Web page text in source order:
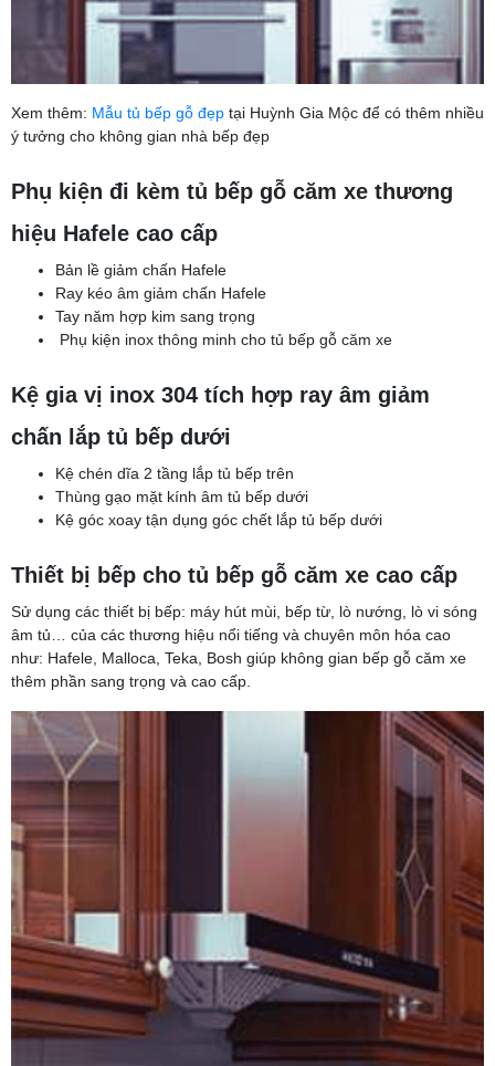
Xem thêm: Mẫu tủ bếp gỗ đẹp tại Huỳnh Gia Mộc để có thêm nhiều
ý tưởng cho không gian nhà bếp đẹp
Phụ kiện đi kèm tủ bếp gỗ căm xe thương
hiệu Hafele cao cấp
Bản lề giảm chấn Hafele
Ray kéo âm giảm chấn Hafele
Tay năm hợp kim sang trọng
Phụ kiện inox thông minh cho tủ bếp gỗ căm xe
Kệ gia vị inox 304 tích hợp ray âm giảm
chấn lắp tủ bếp dưới
Kệ chén dĩa 2 tầng lắp tủ bếp trên
Thùng gạo mặt kính âm tủ bếp dưới
Kệ góc xoay tận dụng góc chết lắp tủ bếp dưới
Thiết bị bếp cho tủ bếp gỗ căm xe cao cấp
Sử dụng các thiết bị bếp: máy hút mùi, bếp từ, lò nướng, lò vi sóng
âm tủ… của các thương hiệu nổi tiếng và chuyên môn hóa cao
như: Hafele, Malloca, Teka, Bosh giúp không gian bếp gỗ căm xe
thêm phần sang trọng và cao cấp.